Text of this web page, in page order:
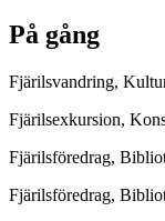
På gång
Fjärilsvandring,
Fjärilsexkursion,
Fjärilsföredrag,
Fjärilsföredrag,